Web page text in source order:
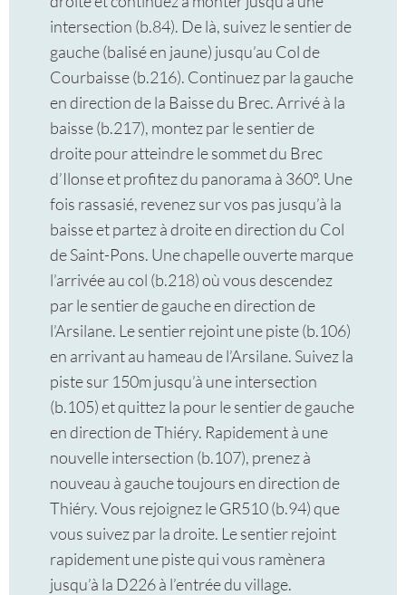
intersection (b.84). De là, suivez le sentier de
gauche (balisé en jaune) jusqu’au Col de
Courbaisse (b.216). Continuez par la gauche
en direction de la Baisse du Brec. Arrivé à la
baisse (b.217), montez par le sentier de
droite pour atteindre le sommet du Brec
d’Ilonse et profitez du panorama à 360°. Une
fois rassasié, revenez sur vos pas jusqu’à la
baisse et partez à droite en direction du Col
de Saint-Pons. Une chapelle ouverte marque
l’arrivée au col (b.218) où vous descendez
par le sentier de gauche en direction de
l’Arsilane. Le sentier rejoint une piste (b.106)
en arrivant au hameau de l’Arsilane. Suivez la
piste sur 150m jusqu’à une intersection
(b.105) et quittez la pour le sentier de gauche
en direction de Thiéry. Rapidement à une
nouvelle intersection (b.107), prenez à
nouveau à gauche toujours en direction de
Thiéry. Vous rejoignez le GR510 (b.94) que
vous suivez par la droite. Le sentier rejoint
rapidement une piste qui vous ramènera
jusqu’à la D226 à l’entrée du village.